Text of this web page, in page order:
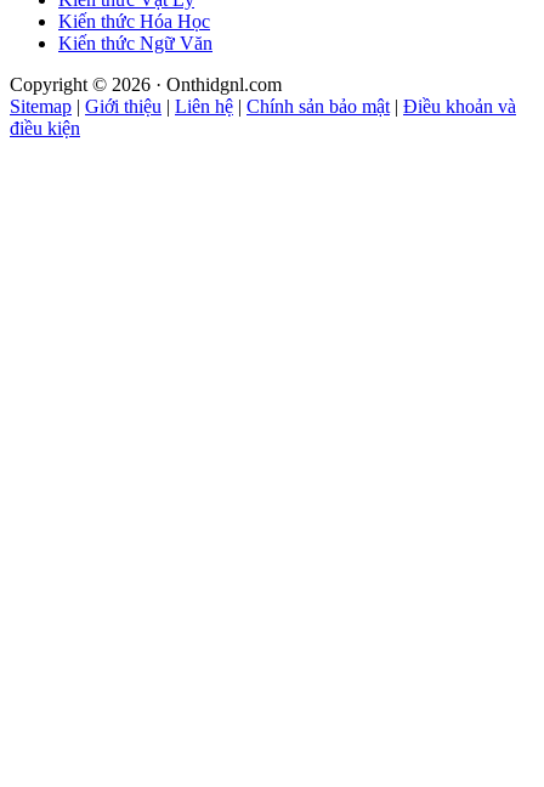
Kiến thức Hóa Học
Kiến thức Ngữ Văn
Copyright © 2026 · Onthidgnl.com
Sitemap | Giới thiệu | Liên hệ | Chính sản bảo mật | Điều khoản và
điều kiện